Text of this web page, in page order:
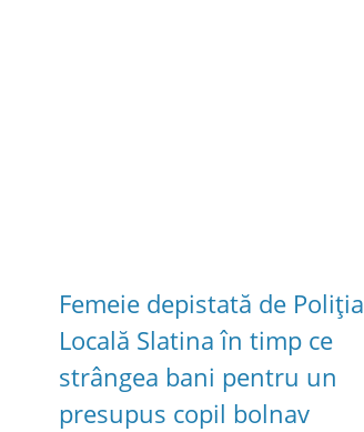
Femeie depistată de Poliția
Locală Slatina în timp ce
strângea bani pentru un
presupus copil bolnav